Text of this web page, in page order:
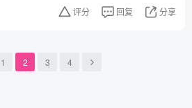
评分 回复 分享
1 2 3 4